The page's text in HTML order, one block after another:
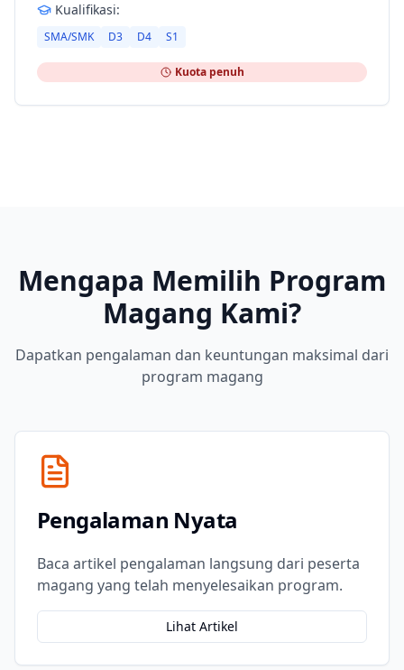
Kualifikasi:
SMA/SMK D3 D4 S1
Kuota penuh
Mengapa Memilih Program
Magang Kami?
Dapatkan pengalaman dan keuntungan maksimal dari
program magang
Pengalaman Nyata
Baca artikel pengalaman langsung dari peserta
magang yang telah menyelesaikan program.
Lihat Artikel